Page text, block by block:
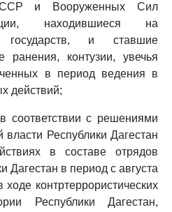
и Вооруженных Сил
находившиеся на
государств, и ставшие
ранения, контузии, увечья
в период ведения в
действий;
соответствии с решениями
власти Республики Дагестан
в составе отрядов
Дагестан в период с августа
контртеррористических
Республики Дагестан,